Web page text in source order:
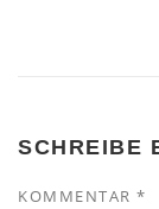
SCHREIBE
KOMMENTAR *